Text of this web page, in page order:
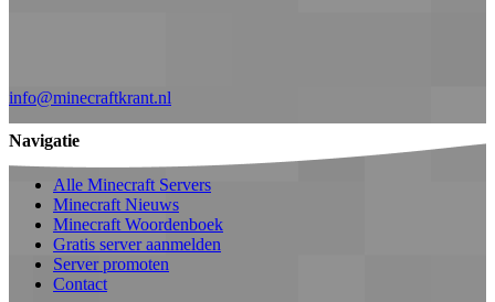
info@minecraftkrant.nl
Navigatie
Alle Minecraft Servers
Minecraft Nieuws
Minecraft Woordenboek
Gratis server aanmelden
Server promoten
Contact